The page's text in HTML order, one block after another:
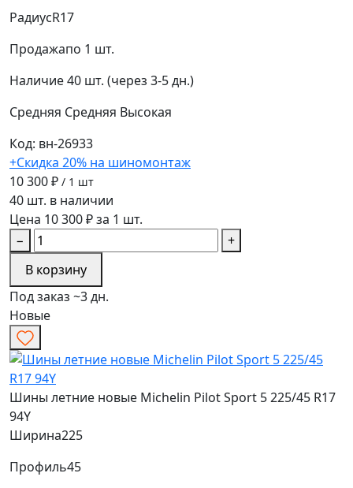
РадиусR17
Продажапо 1 шт.
Наличие40 шт. (через 3-5 дн.)
Средняя Средняя Высокая
Код: вн-26933
+Скидка 20% на шиномонтаж
10 300 ₽ / 1 шт
40 шт. в наличии
Цена 10 300 ₽ за 1 шт.
−
+
В корзину
Под заказ ~3 дн.
Новые
Шины летние новые Michelin Pilot Sport 5 225/45 R17
94Y
Ширина225
Профиль45